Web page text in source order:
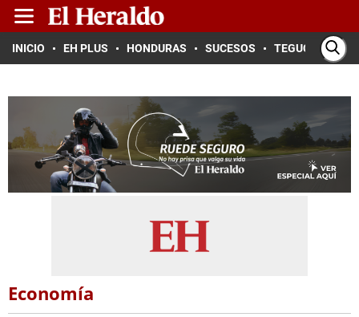
INICIO EH PLUS HONDURAS SUCESOS TEGUCIGALPA
Economía